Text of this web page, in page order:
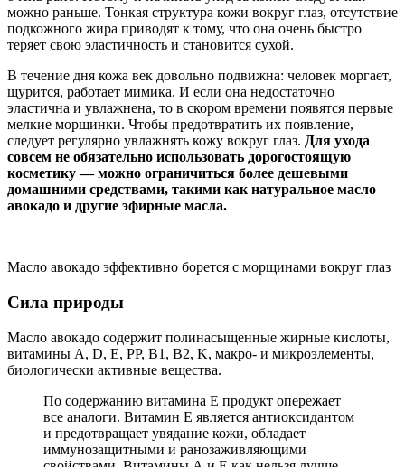
можно раньше. Тонкая структура кожи вокруг глаз, отсутствие
подкожного жира приводят к тому, что она очень быстро
теряет свою эластичность и становится сухой.
В течение дня кожа век довольно подвижна: человек моргает,
щурится, работает мимика. И если она недостаточно
эластична и увлажнена, то в скором времени появятся первые
мелкие морщинки. Чтобы предотвратить их появление,
следует регулярно увлажнять кожу вокруг глаз. Для ухода
совсем не обязательно использовать дорогостоящую
косметику — можно ограничиться более дешевыми
домашними средствами, такими как натуральное масло
авокадо и другие эфирные масла.
Масло авокадо эффективно борется с морщинами вокруг глаз
Сила природы
Масло авокадо содержит полинасыщенные жирные кислоты,
витамины A, D, E, PP, B1, B2, K, макро- и микроэлементы,
биологически активные вещества.
По содержанию витамина Е продукт опережает
все аналоги. Витамин Е является антиоксидантом
и предотвращает увядание кожи, обладает
иммунозащитными и ранозаживляющими